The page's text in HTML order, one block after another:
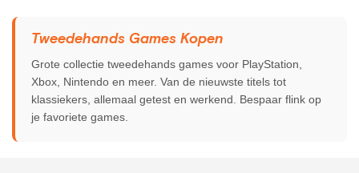
Tweedehands Games Kopen
Grote collectie tweedehands games voor PlayStation,
Xbox, Nintendo en meer. Van de nieuwste titels tot
klassiekers, allemaal getest en werkend. Bespaar flink op
je favoriete games.